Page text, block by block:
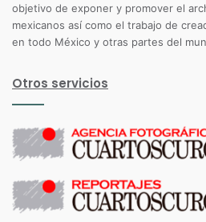
objetivo de exponer y promover el
mexicanos así como el trabajo de
en todo México y otras partes del
Otros servicios